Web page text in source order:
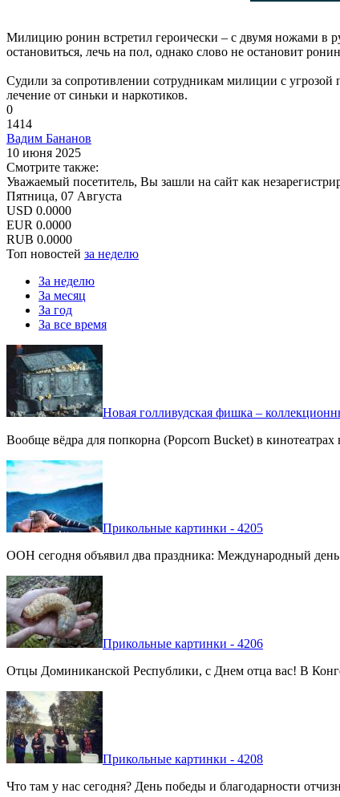
Милицию ронин встретил героически – с двумя ножами в
остановиться, лечь на пол, однако слово не остановит
Судили за сопротивлении сотрудникам милиции с
лечение от синьки и наркотиков.
0
1414
Вадим Бананов
10 июня 2025
Смотрите также:
Уважаемый посетитель, Вы зашли на сайт как
Пятница, 07 Августа
USD 0.0000
EUR 0.0000
RUB 0.0000
Топ новостей за неделю
За неделю
За месяц
За год
За все время
Новая голливудская фишка –
Вообще вёдра для попкорна (Popcorn Bucket) в
Прикольные картинки - 4205
ООН сегодня объявил два праздника: Международный
Прикольные картинки - 4206
Отцы Доминиканской Республики, с Днем отца вас! В
Прикольные картинки - 4208
Что там у нас сегодня? День победы и благодарности